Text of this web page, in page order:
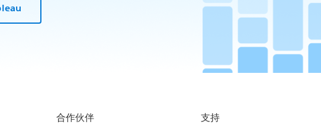
合作伙伴 支持